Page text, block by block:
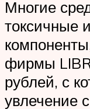
Многие
токсичные
фирмы
рублей, с
увлечение